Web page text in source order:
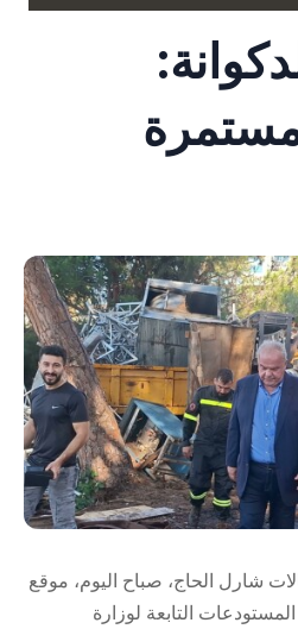
شارل الحاج، صباح اليوم، موقع
التابعة لوزارة